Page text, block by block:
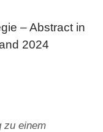
– Abstract in
2024
zu einem